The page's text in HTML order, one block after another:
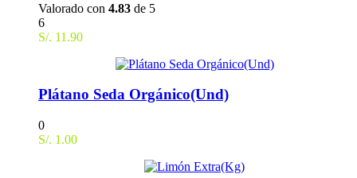
Valorado con 4.83 de 5
6
S/. 11.90
Plátano Seda Orgánico(Und)
0
S/. 1.00